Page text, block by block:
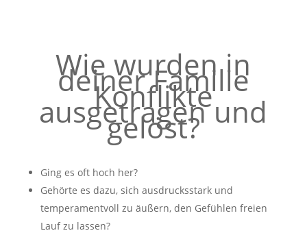
Wie wurden in
deiner Familie
Konflikte
ausgetragen und
gelöst?
Ging es oft hoch her?
Gehörte es dazu, sich ausdrucksstark und
temperamentvoll zu äußern, den Gefühlen freien
Lauf zu lassen?